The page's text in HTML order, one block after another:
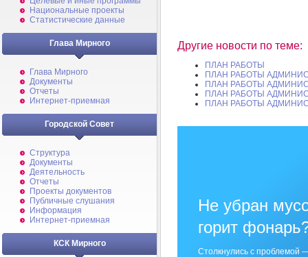
Национальные проекты
Статистические данные
Глава Мирного
Глава Мирного
Документы
Отчеты
Интернет-приемная
Городской Совет
Структура
Документы
Деятельность
Отчеты
Проекты документов
Публичные слушания
Информация
Интернет-приемная
КСК Мирного
Другие новости по теме:
ПЛАН РАБОТЫ
ПЛАН РАБОТЫ
ПЛАН РАБОТЫ
ПЛАН РАБОТЫ
ПЛАН РАБОТЫ
Не убран
горит
Столкнулись с проблемой